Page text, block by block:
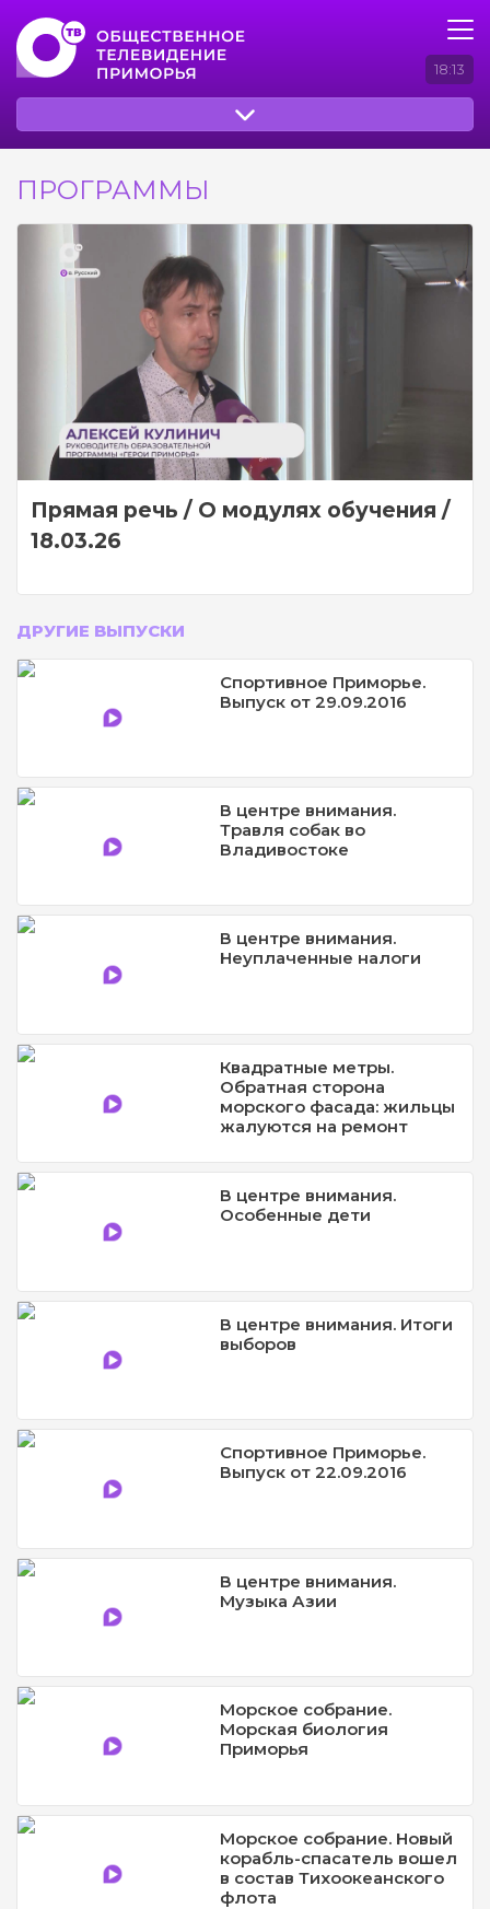
18:13
ПРОГРАММЫ
Прямая речь / О модулях обучения /
18.03.26
ДРУГИЕ ВЫПУСКИ
Спортивное Приморье.
Выпуск от 29.09.2016
В центре внимания.
Травля собак во
Владивостоке
В центре внимания.
Неуплаченные налоги
Квадратные метры.
Обратная сторона
морского фасада: жильцы
жалуются на ремонт
В центре внимания.
Особенные дети
В центре внимания. Итоги
выборов
Спортивное Приморье.
Выпуск от 22.09.2016
В центре внимания.
Музыка Азии
Морское собрание.
Морская биология
Приморья
Морское собрание. Новый
корабль-спасатель вошел
в состав Тихоокеанского
флота